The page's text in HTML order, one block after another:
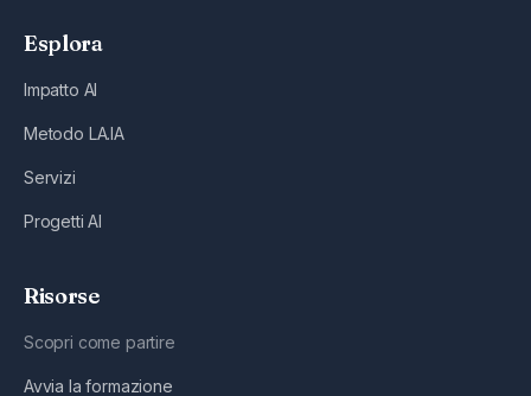
Esplora
Impatto AI
Metodo LA.IA
Servizi
Progetti AI
Risorse
Scopri come partire
Avvia la formazione